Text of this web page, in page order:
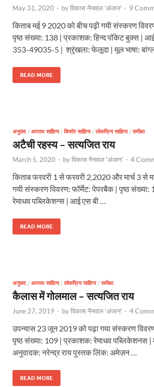
May 31, 2020 - byविकास नैनवाल 'अंजान' - 9
किताब मई 9 2020 को बीच पढ़ी गयी संस्करण
पृष्ठ संख्या: 138 | प्रकाशक: हिन्द पॉकेट बुक्स |
353-49035-5 | श्रृंखला: फेलूदा | मूल भाषा:
READ MORE
अनुवाद / अपराध साहित्य/ किशोर साहित्य/ लोकप्रिय साहित्य/ समीक्षा
अटैची रहस्य – सत्यजित राय
March 5, 2020 - byविकास नैनवाल 'अंजान' - 4
किताब फरवरी 1 से फरवरी 2,2020 और मार्च 3 से
गयी संस्करण विवरण: फॉर्मेट: पेपरबैक | पृष्ठ
रेमाधव पब्लिकेशन्स | आई एस बी …
READ MORE
अनुवाद / अपराध साहित्य/ लोकप्रिय साहित्य/ समीक्षा
कैलास में गोलमाल – सत्यजित राय
June 27, 2019 - byविकास नैनवाल 'अंजान' - 4
उपन्यास 23 जून 2019 को पढ़ा गया संस्करण
पृष्ठ संख्या: 109 | प्रकाशक: रेमाधव पब्लिकेशनस |
अनुवादक: नरेन्द्र राय पुस्तक लिंक: अमेज़न …
READ MORE